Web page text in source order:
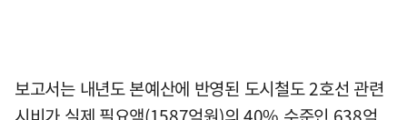
보고서는 내년도 본예산에 반영된 도시철도 2호선 관련